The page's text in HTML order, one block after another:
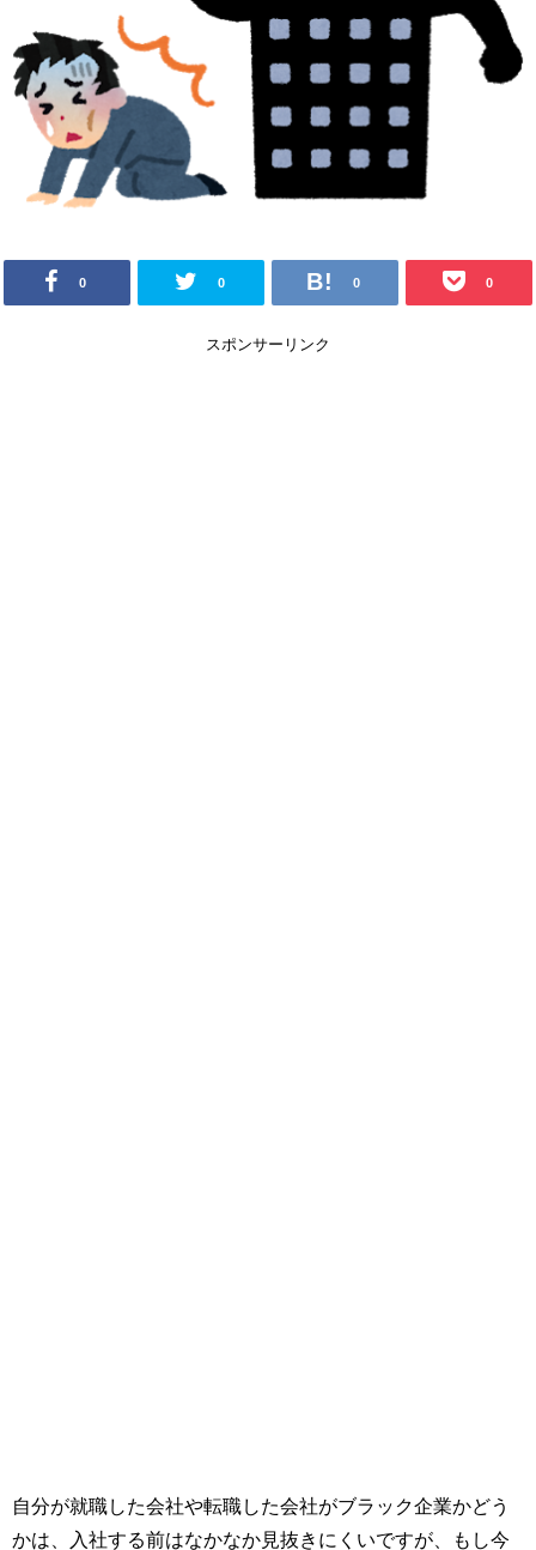
0 0 0 0
スポンサーリンク
自分が就職した会社や転職した会社がブラック企業かどう
かは、入社する前はなかなか見抜きにくいですが、もし今